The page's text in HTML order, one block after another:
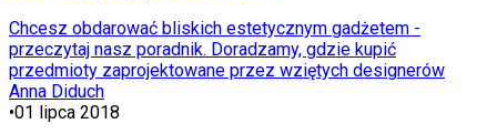
Chcesz obdarować bliskich estetycznym gadżetem -
przeczytaj nasz poradnik. Doradzamy, gdzie kupić
przedmioty zaprojektowane przez wziętych designerów
Anna Diduch
•01 lipca 2018